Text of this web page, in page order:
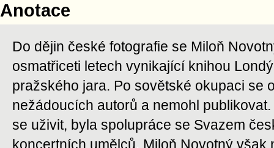
Anotace
Do dějin české fotografie se Miloň
osmatřiceti letech vynikající knihou
pražského jara. Po sovětské okupaci se
nežádoucích autorů a nemohl
se uživit, byla spolupráce se Svazem
koncertních umělců. Miloň Novotný však